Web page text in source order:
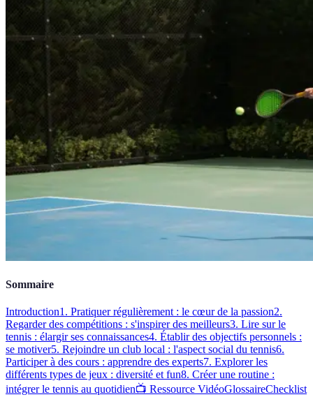
Sommaire
Introduction1. Pratiquer régulièrement : le cœur de la passion2.
Regarder des compétitions : s'inspirer des meilleurs3. Lire sur le
tennis : élargir ses connaissances4. Établir des objectifs personnels :
se motiver5. Rejoindre un club local : l'aspect social du tennis6.
Participer à des cours : apprendre des experts7. Explorer les
différents types de jeux : diversité et fun8. Créer une routine :
intégrer le tennis au quotidien📺 Ressource VidéoGlossaireChecklist